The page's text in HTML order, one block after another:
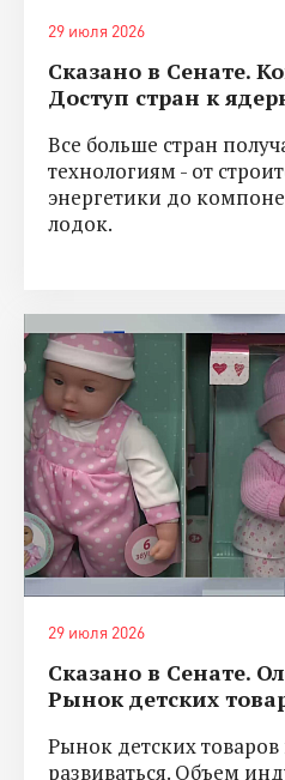
29 июля 2026
Сказано в Сенате.
Доступ стран к
Все больше стран
технологиям - от
энергетики до
лодок.
29 июля 2026
Сказано в Сенате.
Рынок детских
Рынок детских
развиваться. Объем